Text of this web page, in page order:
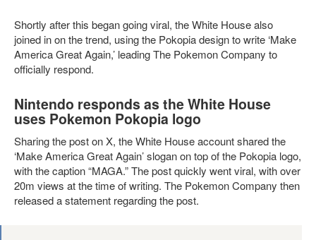
Shortly after this began going viral, the White House also
joined in on the trend, using the Pokopia design to write ‘Make
America Great Again,’ leading The Pokemon Company to
officially respond.
Nintendo responds as the White House
uses Pokemon Pokopia logo
Sharing the post on X, the White House account shared the
‘Make America Great Again’ slogan on top of the Pokopia logo,
with the caption “MAGA.” The post quickly went viral, with over
20m views at the time of writing. The Pokemon Company then
released a statement regarding the post.